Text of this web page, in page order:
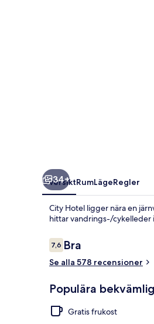
34+
ÖversiktRumLägeRegler
City Hotel ligger nära en
hittar vandrings-/cykelleder
Recensioner
7,67,6 av 10,
Bra
Se alla 578 recensioner
Populära
Gratis frukost